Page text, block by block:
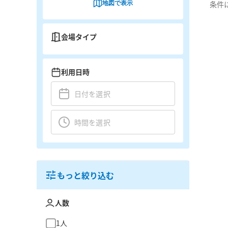
条件
地図で表示
会場タイプ
利用日時
もっと絞り込む
人数
1人